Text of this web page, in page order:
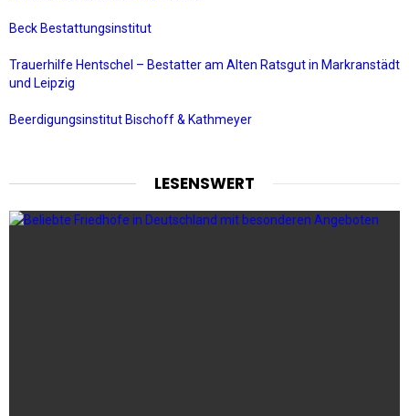
Beck Bestattungsinstitut
Trauerhilfe Hentschel – Bestatter am Alten Ratsgut in Markranstädt
und Leipzig
Beerdigungsinstitut Bischoff & Kathmeyer
LESENSWERT